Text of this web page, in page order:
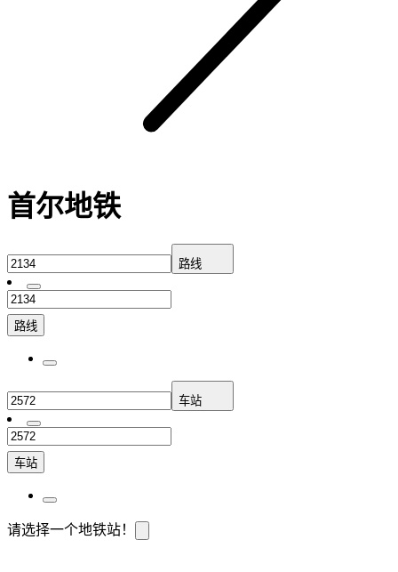
首尔地铁
路线
路线
车站
车站
请选择一个地铁站！